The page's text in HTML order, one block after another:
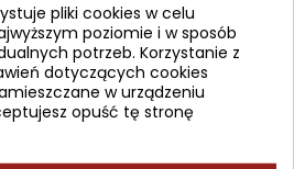
(0)
Edition - lower price
złCena
podstawowa
1 678,26 zł
pliki cookies w celu
poziomie i w sposób
potrzeb. Korzystanie z
dotyczących cookies
w urządzeniu
opuść tę stronę